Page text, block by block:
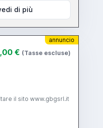
di più
annuncio
€ (Tasse escluse)
il sito www.gbgsrl.it